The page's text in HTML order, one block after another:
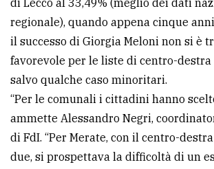
regionale), quando appena cinque
il successo di Giorgia Meloni non si è
favorevole per le liste di centro-destra
salvo qualche caso minoritari.
“Per le comunali i cittadini hanno
ammette Alessandro Negri,
di FdI. “Per Merate, con il centro-
due, si prospettava la difficoltà di un